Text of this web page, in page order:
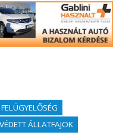
VÉDETT ÁLLATFAJOK